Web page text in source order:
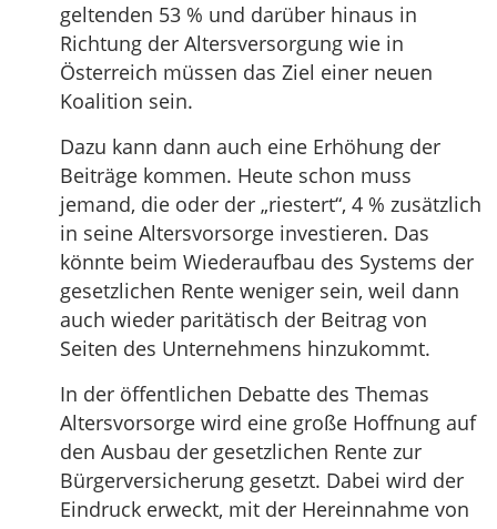
geltenden 53 % und darüber hinaus in
Richtung der Altersversorgung wie in
Österreich müssen das Ziel einer neuen
Koalition sein.
Dazu kann dann auch eine Erhöhung der
Beiträge kommen. Heute schon muss
jemand, die oder der „riestert“, 4 % zusätzlich
in seine Altersvorsorge investieren. Das
könnte beim Wiederaufbau des Systems der
gesetzlichen Rente weniger sein, weil dann
auch wieder paritätisch der Beitrag von
Seiten des Unternehmens hinzukommt.
In der öffentlichen Debatte des Themas
Altersvorsorge wird eine große Hoffnung auf
den Ausbau der gesetzlichen Rente zur
Bürgerversicherung gesetzt. Dabei wird der
Eindruck erweckt, mit der Hereinnahme von